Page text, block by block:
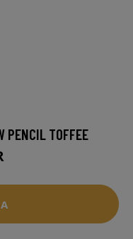
PENCIL TOFFEE